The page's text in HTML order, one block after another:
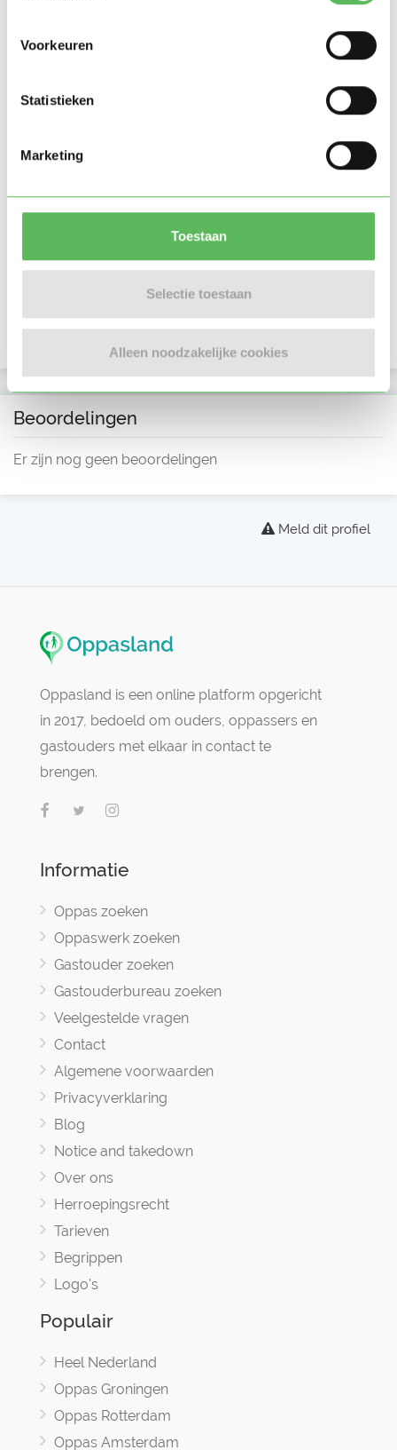
Voorkeuren
Statistieken
Marketing
Toestaan
Selectie toestaan
Alleen noodzakelijke cookies
Beoordelingen
Er zijn nog geen beoordelingen
Meld dit profiel
Oppasland is een online platform opgericht
in 2017, bedoeld om ouders, oppassers en
gastouders met elkaar in contact te
brengen.
Informatie
Oppas zoeken
Oppaswerk zoeken
Gastouder zoeken
Gastouderbureau zoeken
Veelgestelde vragen
Contact
Algemene voorwaarden
Privacyverklaring
Blog
Notice and takedown
Over ons
Herroepingsrecht
Tarieven
Begrippen
Logo's
Populair
Heel Nederland
Oppas Groningen
Oppas Rotterdam
Oppas Amsterdam